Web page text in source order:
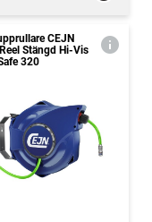
CEJN
Stängd Hi-Vis
320